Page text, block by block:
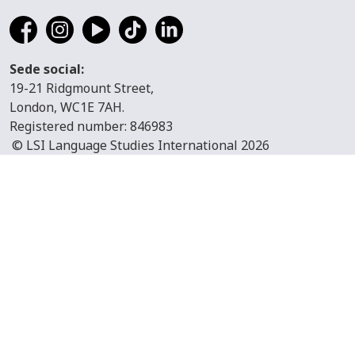
Sede social:
19-21 Ridgmount Street,
London, WC1E 7AH.
Registered number: 846983
© LSI Language Studies International 2026